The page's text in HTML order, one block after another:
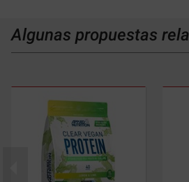
Algunas propuestas